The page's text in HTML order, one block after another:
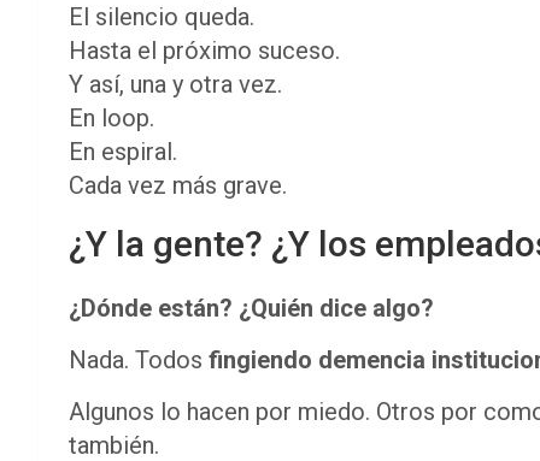
El silencio queda.
Hasta el próximo suceso.
Y así, una y otra vez.
En loop.
En espiral.
Cada vez más grave.
¿Y la gente? ¿Y los
¿Dónde están? ¿Quién dice algo?
Nada. Todos fingiendo demencia
Algunos lo hacen por miedo. Otros por
también.